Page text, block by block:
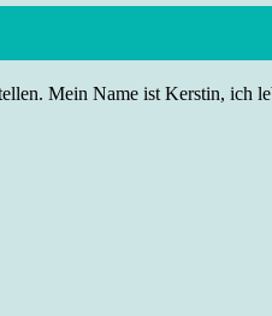
Mein Name ist Kerstin, ich